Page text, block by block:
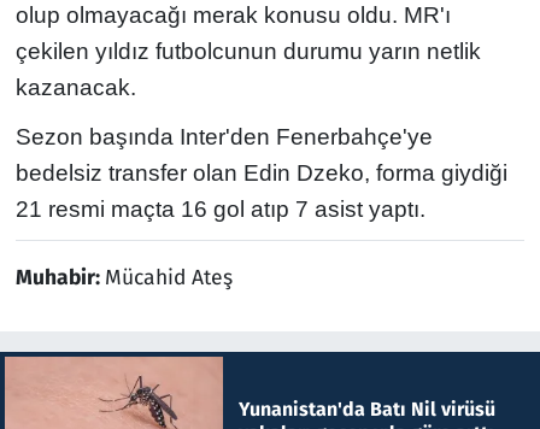
olup olmayacağı merak konusu oldu. MR'ı
çekilen yıldız futbolcunun durumu yarın netlik
kazanacak.
Sezon başında Inter'den Fenerbahçe'ye
bedelsiz transfer olan Edin Dzeko, forma giydiği
21 resmi maçta 16 gol atıp 7 asist yaptı.
Muhabir: Mücahid Ateş
Yunanistan'da Batı Nil virüsü